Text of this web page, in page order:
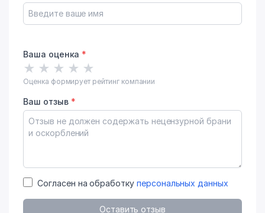
Ваша оценка *
★ ★ ★ ★ ★
Оценка формирует рейтинг компании
Ваш отзыв *
Согласен на обработку персональных данных
Оставить отзыв